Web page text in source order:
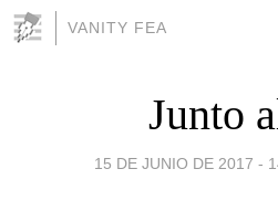
VANITY FEA
Junto
15 DE JUNIO DE 2017 -